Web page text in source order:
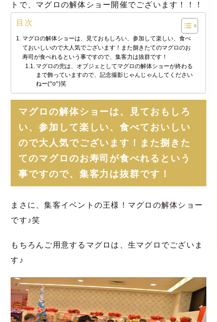
トで、マグロの解体ショー開催でございます！！！
目次
マグロの解体ショーは、見ておもしろい、参加して楽しい、食べ
ておいしいので大人気でございます！また捌きたてのマグロのお
寿司が食べれるという事ですので、集客力は抜群です！
マグロの兜は、オブジェとしてマグロの解体ショーが終わる
まで飾っていますので、記念撮影じゃんじゃんしてください
ねー(^o^)笑
マグロの解体ショーは、見ておもしろ
い、参加して楽しい、食べておいしい
ので大人気でございます！また捌きた
てのマグロのお寿司が食べれるという
事ですので、集客力は抜群です！
まさに、集客イベントの王様！マグロの解体ショー
です♪笑
もちろんご用意するマグロは、生マグロでございま
す♪